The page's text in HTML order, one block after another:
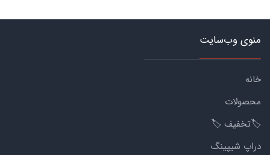
منوی وب‌سایت
خانه
محصولات
🏷️تخفیف 🏷️
دراپ شیپینگ